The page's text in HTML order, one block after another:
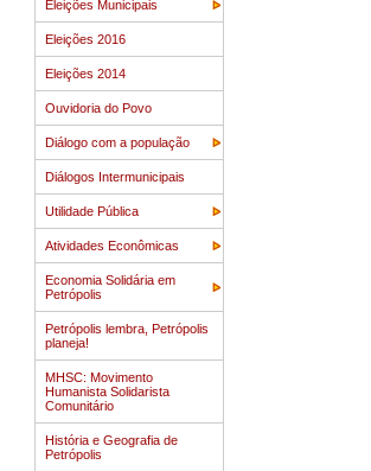
Eleições Municipais
Eleições 2016
Eleições 2014
Ouvidoria do Povo
Diálogo com a população
Diálogos Intermunicipais
Utilidade Pública
Atividades Econômicas
Economia Solidária em
Petrópolis
Petrópolis lembra, Petrópolis
planeja!
MHSC: Movimento
Humanista Solidarista
Comunitário
História e Geografia de
Petrópolis